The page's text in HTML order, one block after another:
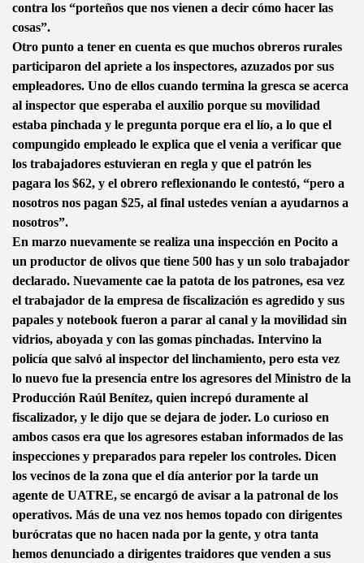
contra los “porteños que nos vienen a decir cómo hacer las
cosas”.
Otro punto a tener en cuenta es que muchos obreros rurales
participaron del apriete a los inspectores, azuzados por sus
empleadores. Uno de ellos cuando termina la gresca se acerca
al inspector que esperaba el auxilio porque su movilidad
estaba pinchada y le pregunta porque era el lío, a lo que el
compungido empleado le explica que el venia a verificar que
los trabajadores estuvieran en regla y que el patrón les
pagara los $62, y el obrero reflexionando le contestó, “pero a
nosotros nos pagan $25, al final ustedes venían a ayudarnos a
nosotros”.
En marzo nuevamente se realiza una inspección en Pocito a
un productor de olivos que tiene 500 has y un solo trabajador
declarado. Nuevamente cae la patota de los patrones, esa vez
el trabajador de la empresa de fiscalización es agredido y sus
papales y notebook fueron a parar al canal y la movilidad sin
vidrios, aboyada y con las gomas pinchadas. Intervino la
policía que salvó al inspector del linchamiento, pero esta vez
lo nuevo fue la presencia entre los agresores del Ministro de la
Producción Raúl Benítez, quien increpó duramente al
fiscalizador, y le dijo que se dejara de joder. Lo curioso en
ambos casos era que los agresores estaban informados de las
inspecciones y preparados para repeler los controles. Dicen
los vecinos de la zona que el día anterior por la tarde un
agente de UATRE, se encargó de avisar a la patronal de los
operativos. Más de una vez nos hemos topado con dirigentes
burócratas que no hacen nada por la gente, y otra tanta
hemos denunciado a dirigentes traidores que venden a sus